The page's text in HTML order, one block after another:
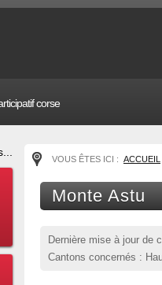
corse
VOUS ÊTES ICI : ACCUEIL
Monte Astu
Dernière mise à jour de
Cantons concernés :